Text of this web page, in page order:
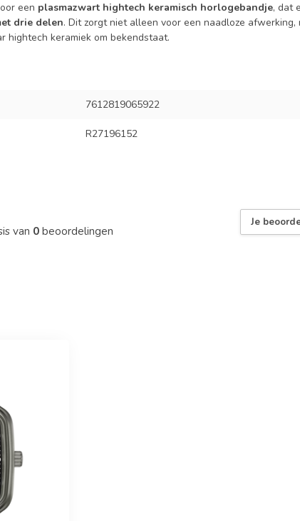
een plasmazwart hightech keramisch horlogebandje, dat
drie delen. Dit zorgt niet alleen voor een naadloze afwerking,
hightech keramiek om bekendstaat.
7612819065922
R27196152
van 0beoordelingen
Je